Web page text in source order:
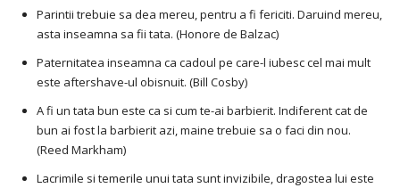
Parintii trebuie sa dea mereu, pentru a fi fericiti. Daruind mereu,
asta inseamna sa fii tata. (Honore de Balzac)
Paternitatea inseamna ca cadoul pe care-l iubesc cel mai mult
este aftershave-ul obisnuit. (Bill Cosby)
A fi un tata bun este ca si cum te-ai barbierit. Indiferent cat de
bun ai fost la barbierit azi, maine trebuie sa o faci din nou.
(Reed Markham)
Lacrimile si temerile unui tata sunt invizibile, dragostea lui este